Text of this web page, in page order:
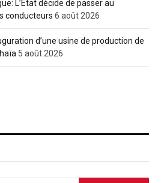
L’Etat décide de passer au
conducteurs 6 août 2026
d’une usine de production de
5 août 2026